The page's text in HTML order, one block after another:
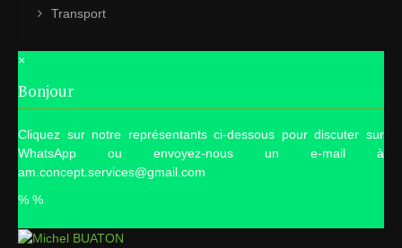
Transport
×
Bonjour
Cliquez sur notre représentants ci-dessous pour discuter sur
WhatsApp ou envoyez-nous un e-mail à
am.concept.services@gmail.com
% %